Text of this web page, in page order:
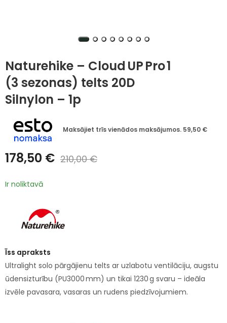
Naturehike – Cloud UP Pro 1
(3 sezonas) telts 20D
Silnylon – 1p
Maksājiet trīs vienādos maksājumos. 59,50 €
178,50 € 210,00€
Ir noliktavā
Īss apraksts
Ultralight solo pārgājienu telts ar uzlabotu ventilāciju, augstu
ūdensizturību (PU3000 mm) un tikai 1230 g svaru – ideāla
izvēle pavasara, vasaras un rudens piedzīvojumiem.